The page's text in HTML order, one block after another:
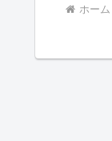
ホーム